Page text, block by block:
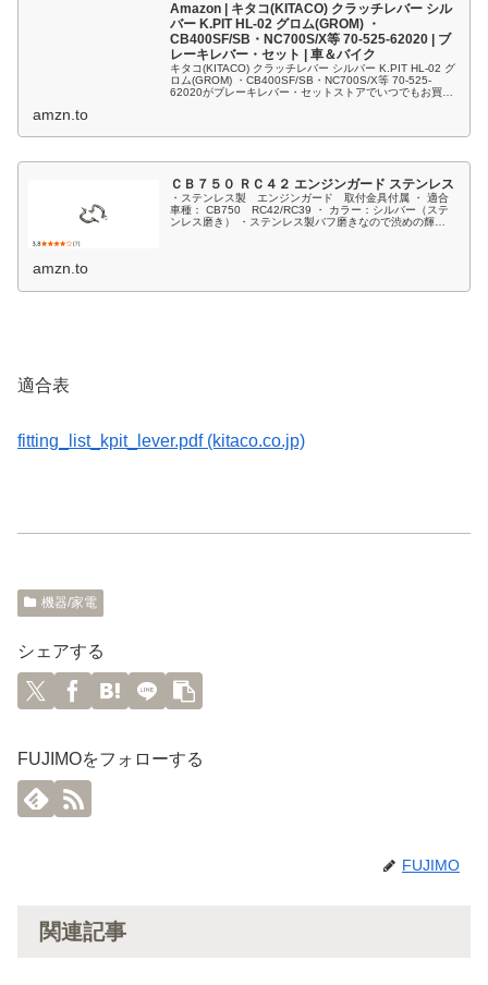
Amazon | キタコ(KITACO) クラッチレバー シル
バー K.PIT HL-02 グロム(GROM) ・
CB400SF/SB・NC700S/X等 70-525-62020 | ブ
レーキレバー・セット | 車＆バイク
キタコ(KITACO) クラッチレバー シルバー K.PIT HL-02 グ
ロム(GROM) ・CB400SF/SB・NC700S/X等 70-525-
62020がブレーキレバー・セットストアでいつでもお買い
amzn.to
ＣＢ７５０ ＲＣ４２ エンジンガード ステンレス
・ステンレス製 エンジンガード 取付金具付属 ・ 適合
車種： CB750 RC42/RC39 ・ カラー：シルバー（ステ
ンレス磨き） ・ステンレス製バフ磨きなので渋めの輝
amzn.to
適合表
fitting_list_kpit_lever.pdf (kitaco.co.jp)
機器/家電
シェアする
FUJIMOをフォローする
FUJIMO
関連記事